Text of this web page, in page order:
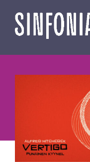
sisältöön